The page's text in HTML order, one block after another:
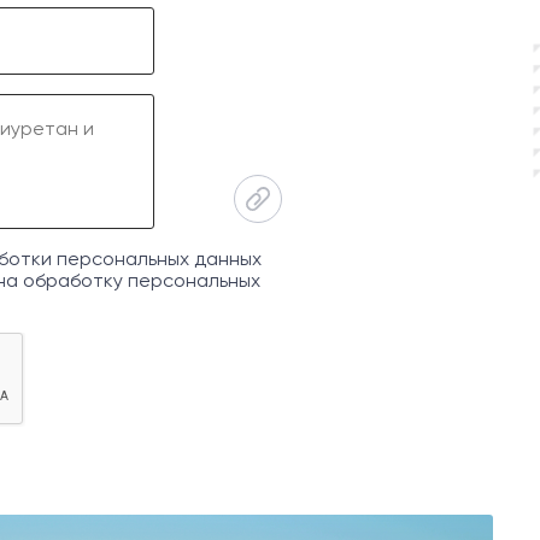
персональных данных
обработку персональных